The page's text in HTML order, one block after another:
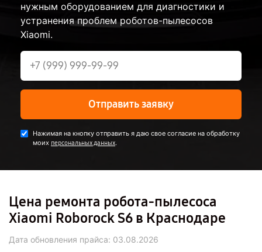
нужным оборудованием для диагностики и
устранения проблем роботов-пылесосов
Xiaomi.
Отправить заявку
Нажимая на кнопку отправить я даю свое согласие на обработку
моих персональных данных.
Цена ремонта робота-пылесоса
Xiaomi Roborock S6 в Краснодаре
Дата обновления прайса: 03.08.2026